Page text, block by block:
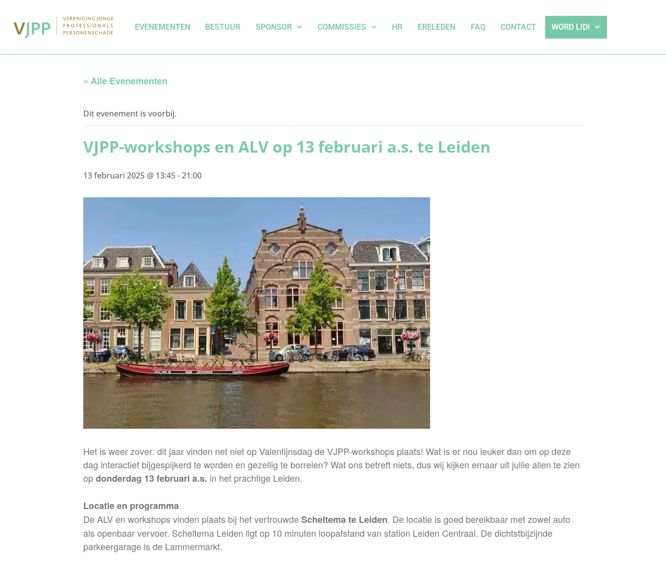
EVENEMENTEN BESTUUR SPONSOR COMMISSIES HR ERELEDEN FAQ CONTACT WORD LID!
« Alle Evenementen
Dit evenement is voorbij.
VJPP-workshops en ALV op 13 februari a.s. te Leiden
13 februari 2025 @ 13:45-21:00
Het is weer zover: dit jaar vinden net niet op Valentijnsdag de VJPP-workshops plaats! Wat is er nou leuker dan om op deze
dag interactief bijgespijkerd te worden en gezellig te borrelen? Wat ons betreft niets, dus wij kijken ernaar uit jullie allen te zien
opdonderdag 13 februari a.s. in het prachtige Leiden.
Locatie en programma
De ALV en workshops vinden plaats bij het vertrouwdeScheltema te Leiden. De locatie is goed bereikbaar met zowel auto
als openbaar vervoer. Scheltema Leiden ligt op 10 minuten loopafstand van station Leiden Centraal. De dichtstbijzijnde
parkeergarage is de Lammermarkt.